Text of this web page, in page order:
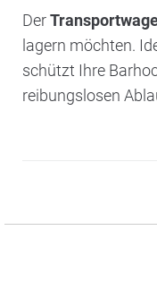
Der
lagern möchten.
schützt Ihre
reibungslosen